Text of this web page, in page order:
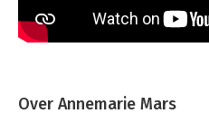
Over Annemarie Mars